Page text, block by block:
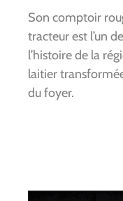
Son comptoir
tracteur est l’un
l’histoire de la
laitier
du foyer.